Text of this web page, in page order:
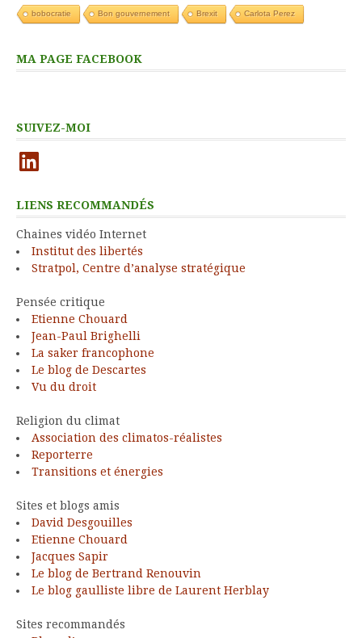
bobocratie Bon gouvernement Brexit Carlota Perez
MA PAGE FACEBOOK
SUIVEZ-MOI
LinkedIn
LIENS RECOMMANDÉS
Chaines vidéo Internet
Institut des libertés
Stratpol, Centre d’analyse stratégique
Pensée critique
Etienne Chouard
Jean-Paul Brighelli
La saker francophone
Le blog de Descartes
Vu du droit
Religion du climat
Association des climatos-réalistes
Reporterre
Transitions et énergies
Sites et blogs amis
David Desgouilles
Etienne Chouard
Jacques Sapir
Le blog de Bertrand Renouvin
Le blog gaulliste libre de Laurent Herblay
Sites recommandés